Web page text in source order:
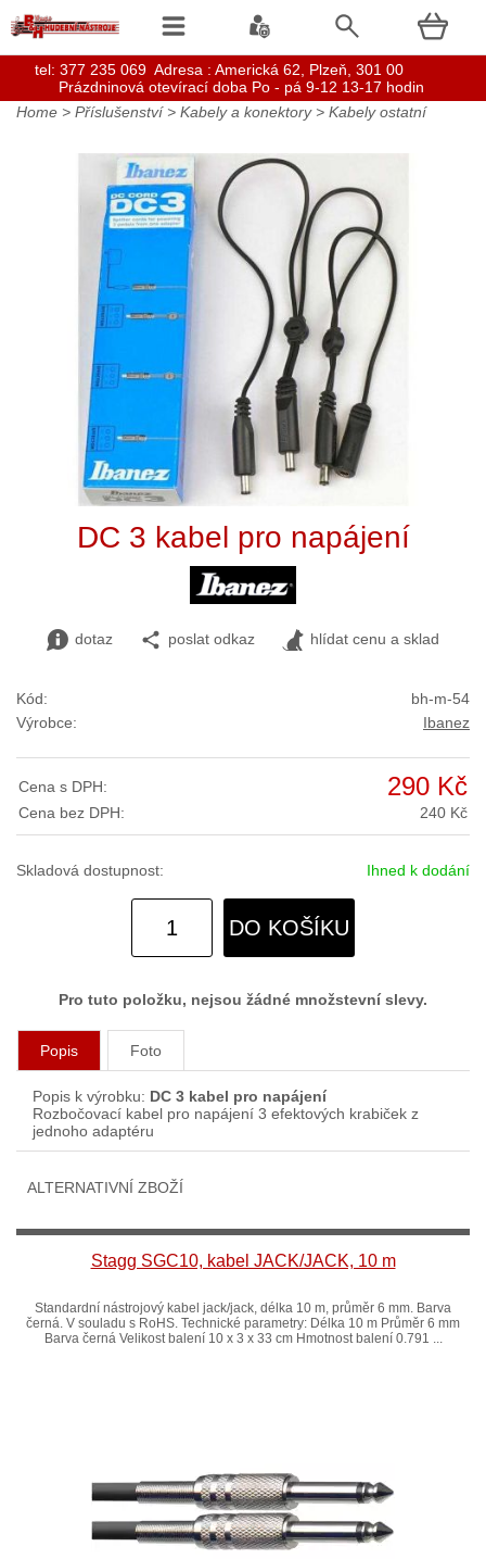
Home > Příslušenství > Kabely a konektory> Kabely ostatní
DC 3 kabel pro napájení
dotaz poslat odkaz hlídat cenu a sklad
Kód:
bh-m-54
Výrobce:
Ibanez
Cena s DPH: 290 Kč
Cena bez DPH: 240 Kč
Skladová dostupnost: Ihned k dodání
DO KOŠÍKU
Pro tuto položku, nejsou žádné množstevní slevy.
Popis Foto
Popis k výrobku: DC 3 kabel pro napájení
Rozbočovací kabel pro napájení 3 efektových krabiček z
jednoho adaptéru
ALTERNATIVNÍ ZBOŽÍ
Stagg SGC10, kabel JACK/JACK, 10 m
Standardní nástrojový kabel jack/jack, délka 10 m, průměr 6 mm. Barva
černá. V souladu s RoHS. Technické parametry: Délka 10 m Průměr 6 mm
Barva černá Velikost balení 10 x 3 x 33 cm Hmotnost balení 0.791 ...
tel: 377 235 069 Adresa : Americká 62, Plzeň, 301 00
Prázdninová otevírací doba Po - pá 9-12 13-17 hodin